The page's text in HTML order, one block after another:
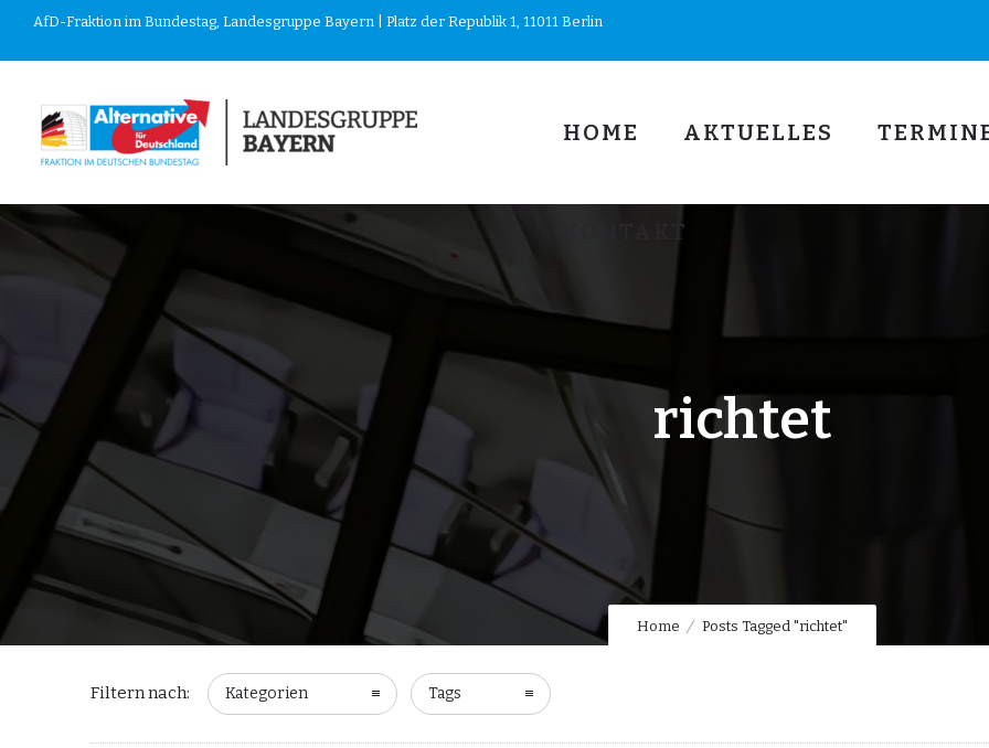
AfD-Fraktion im Bundestag, Landesgruppe Bayern | Platz der Republik 1, 11011 Berlin
HOME AKTUELLES
KONTAKT
richtet
Home Posts Tagged "richtet"
Filtern nach: Kategorien Tags